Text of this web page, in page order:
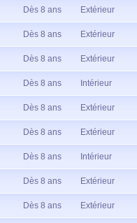
Dès 8 ans Extérieur
Dès 8 ans Extérieur
Dès 8 ans Extérieur
Dès 8 ans Intérieur
Dès 8 ans Extérieur
Dès 8 ans Extérieur
Dès 8 ans Intérieur
Dès 8 ans Extérieur
Dès 8 ans Extérieur